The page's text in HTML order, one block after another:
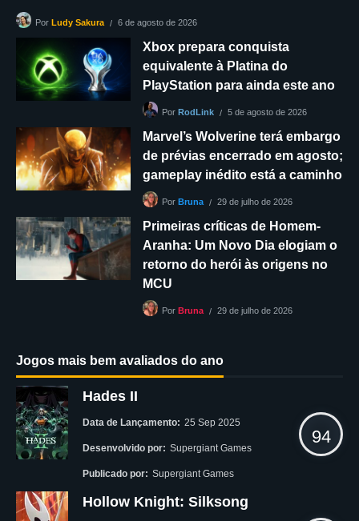
Por Ludy Sakura 6 de agosto de 2026
Xbox prepara conquista
equivalente à Platina do
PlayStation para ainda este ano
Por RodLink 5 de agosto de 2026
Marvel’s Wolverine terá embargo
de prévias encerrado em agosto;
gameplay inédito está a caminho
Por Bruna 29 de julho de 2026
Primeiras críticas de Homem-
Aranha: Um Novo Dia elogiam o
retorno do herói às origens no
MCU
Por Bruna 29 de julho de 2026
Jogos mais bem avaliados do ano
Hades II
Data de Lançamento: 25 Sep 2025
Desenvolvido por: Supergiant Games
Publicado por: Supergiant Games
94
Hollow Knight: Silksong